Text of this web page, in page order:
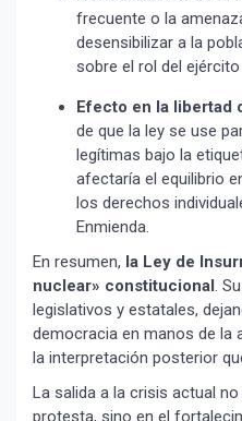
frecuente o la
desensibilizar a la
sobre el rol del
Efecto en la libertad
de que la ley se use
legítimas bajo la
afectaría el equilibrio
los derechos
Enmienda.
En resumen, la Ley de
nuclear» constitucional .
legislativos y estatales,
democracia en manos de la
la interpretación posterior
La salida a la crisis actual
protesta, sino en el